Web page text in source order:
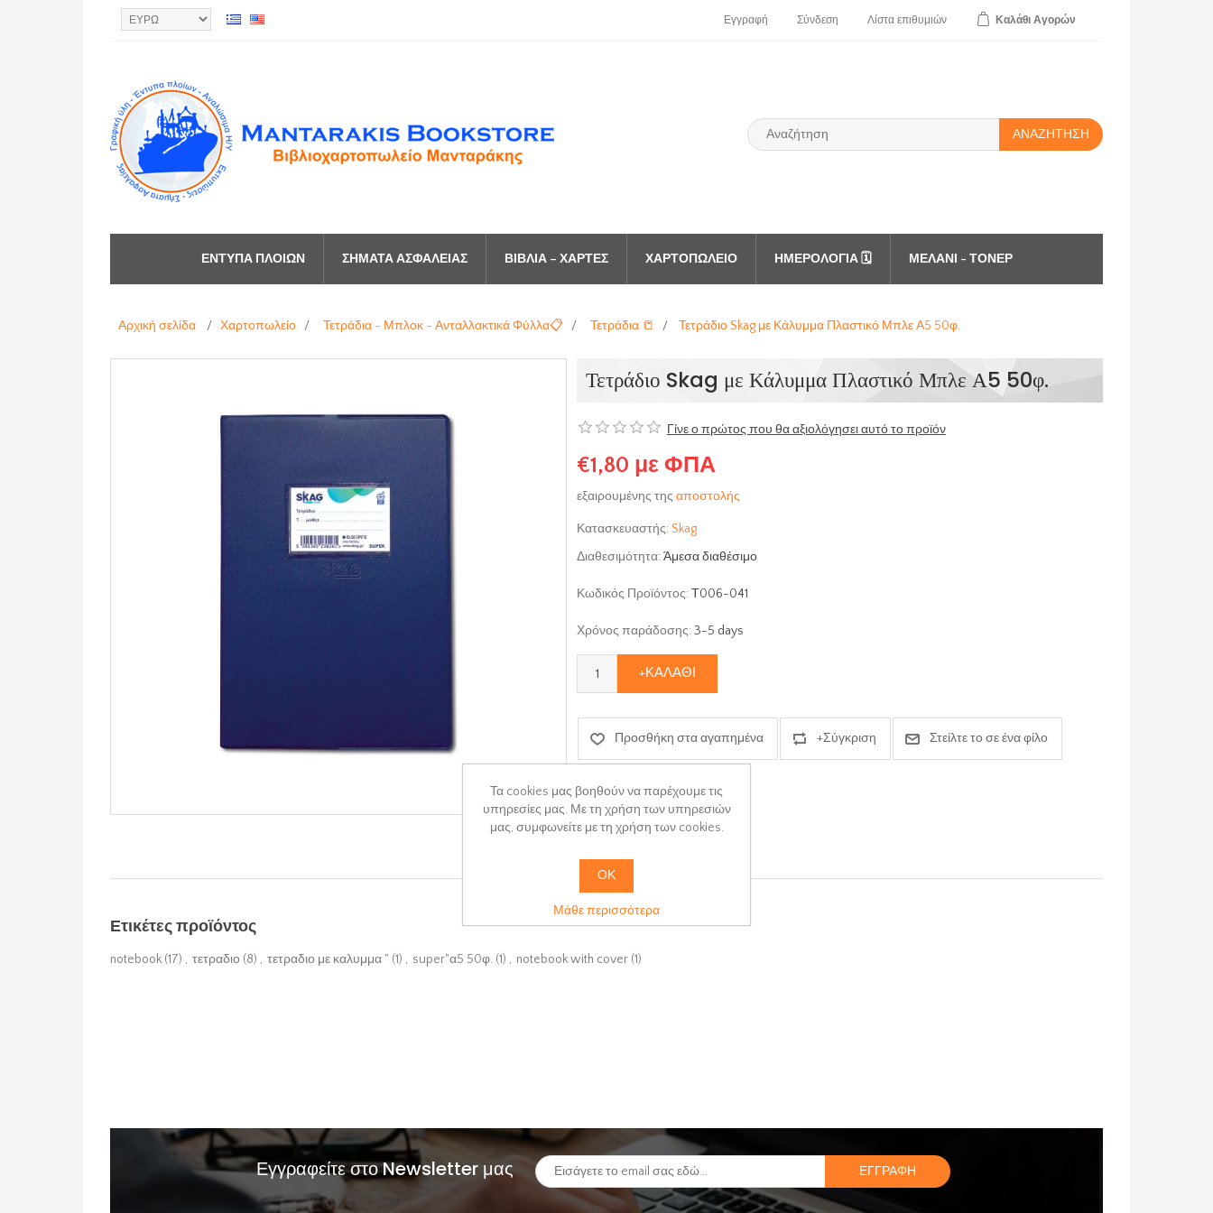
Εγγραφή Σύνδεση Λίστα επιθυμιών Καλάθι Αγορών
ΑΝΑΖΉΤΗΣΗ
ΈΝΤΥΠΑ ΠΛΟΊΩΝ ΣΉΜΑΤΑ ΑΣΦΑΛΕΊΑΣ ΒΙΒΛΊΑ – ΧΆΡΤΕΣ ΧΑΡΤΟΠΩΛΕΊΟ ΗΜΕΡΟΛΌΓΙΑ 🗓️ ΜΕΛΆΝΙ - ΤΌΝΕΡ
Αρχική σελίδα / Χαρτοπωλείο / Τετράδια - Μπλοκ - Ανταλλακτικά Φύλλα📋 / Τετράδια 📒 / Τετράδιο Skag με Κάλυμμα Πλαστικό Μπλε Α5 50φ.
Τετράδιο Skag με Κάλυμμα Πλαστικό Μπλε Α5 50φ.
Γίνε ο πρώτος που θα αξιολόγησει αυτό το προϊόν
€1,80 με ΦΠΑ
εξαιρουμένης της αποστολής
Κατασκευαστής: Skag
Διαθεσιμότητα: Άμεσα διαθέσιμο
Κωδικός Προϊόντος: Τ006-041
Χρόνος παράδοσης: 3-5 days
+ΚΑΛΆΘΙ
Προσθήκη στα αγαπημένα +Σύγκριση Στείλτε το σε ένα φίλο
Ετικέτες προϊόντος
notebook (17) , τετραδιο (8) , τετραδιο με καλυμμα " (1) , super"α5 50φ. (1) , notebook with cover (1)
Εγγραφείτε στο Newsletter μας
Τα cookies μας βοηθούν να παρέχουμε τις
υπηρεσίες μας. Με τη χρήση των υπηρεσιών
μας, συμφωνείτε με τη χρήση των cookies.
ΟΚ
Μάθε περισσότερα